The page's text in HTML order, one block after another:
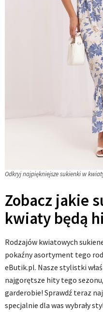
Odkryj najpiękniejsze sukienki w
Zobacz jakie
kwiaty będą
Rodzajów kwiatowych
pokaźny asortyment tego
eButik.pl. Nasze stylistki
najgorętsze hity tego
garderobie! Sprawdź teraz
specjalnie dla was wybrały